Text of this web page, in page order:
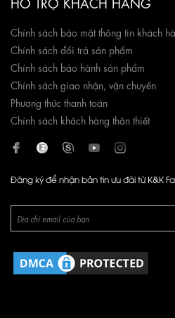
Chính sách bảo mật thông tin khách
Chính sách đổi trả sản phẩm
Chính sách bảo hành sản phẩm
Chính sách giao nhận, vận chuyển
Phương thức thanh toán
Chính sách khách hàng thân thiết
Đăng ký để nhận bản tin ưu đãi từ K&K